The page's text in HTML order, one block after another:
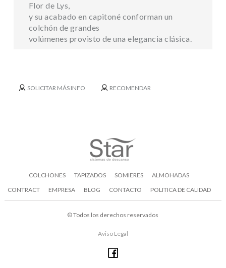
Flor de Lys,
y su acabado en capitoné conforman un
colchón de grandes
volúmenes provisto de una elegancia clásica.
SOLICITAR MÁS INFO RECOMENDAR
COLCHONES TAPIZADOS SOMIERES
ALMOHADAS
CONTRACT
EMPRESA BLOG CONTACTO POLITICA DE CALIDAD
©Todos los derechos reservados
Aviso Legal